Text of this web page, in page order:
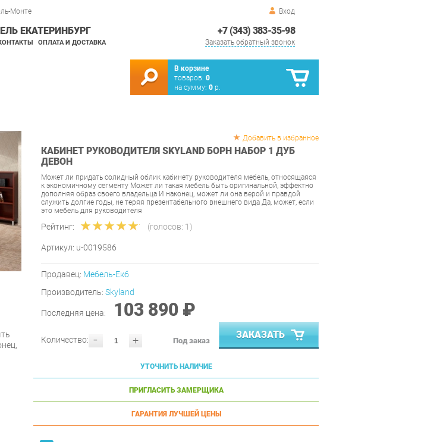
Монте Вход
+7 (343) 383-35-98
Заказать обратный звонок
ЕКАТЕРИНБУРГ
ОПЛАТА И ДОСТАВКА
В корзине
товаров: 0
на сумму: 0 р.
Добавить в избранное
КАБИНЕТ РУКОВОДИТЕЛЯ SKYLAND БОРН НАБОР 1 ДУБ
ДЕВОН
Может ли придать солидный облик кабинету руководителя мебель, относящаяся
к экономичному сегменту Может ли такая мебель быть оригинальной, эффектно
дополняя образ своего владельца И наконец, может ли она верой и правдой
служить долгие годы, не теряя презентабельного внешнего вида Да, может, если
это мебель для руководителя
Рейтинг: (голосов: 1)
Артикул: u-0019586
Продавец: Мебель-Екб
Производитель: Skyland
Последняя цена: 103 890 ₽
- +
Количество: Под заказ
ЗАКАЗАТЬ
УТОЧНИТЬ НАЛИЧИЕ
ПРИГЛАСИТЬ ЗАМЕРЩИКА
ГАРАНТИЯ ЛУЧШЕЙ ЦЕНЫ